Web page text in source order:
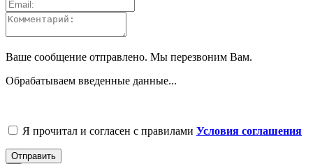
Ваше сообщение отправлено. Мы перезвоним Вам.
Обрабатываем введенные данные...
Я прочитал и согласен с правилами Условия соглашения
Отправить